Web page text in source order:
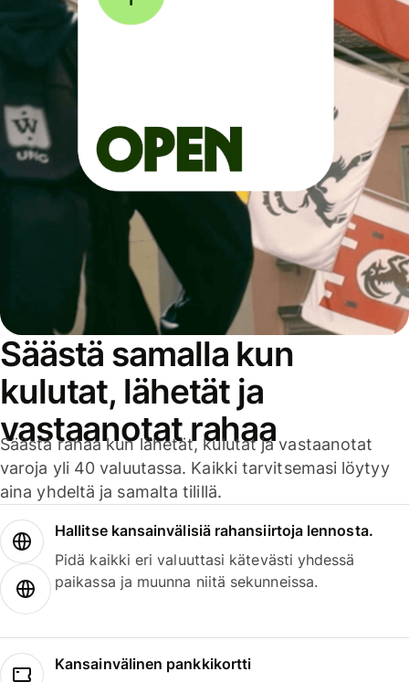
Säästä samalla kun
kulutat, lähetät ja
vastaanotat rahaa
Säästä rahaa kun lähetät, kulutat ja vastaanotat
varoja yli 40 valuutassa. Kaikki tarvitsemasi löytyy
aina yhdeltä ja samalta tilillä.
Hallitse kansainvälisiä rahansiirtoja lennosta.
Pidä kaikki eri valuuttasi kätevästi yhdessä
paikassa ja muunna niitä sekunneissa.
Kansainvälinen pankkikortti